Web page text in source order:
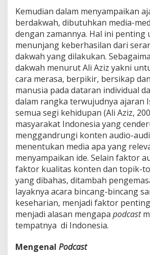
Kemudian dalam menyampaikan
berdakwah, dibutuhkan media-
dengan zamannya. Hal ini penting
menunjang keberhasilan dari
dakwah yang dilakukan.
dakwah menurut Ali Aziz yakni
cara merasa, berpikir, bersikap
manusia pada dataran individual
dalam rangka terwujudnya ajaran
semua segi kehidupan (Ali Aziz,
masyarakat Indonesia yang
menggandrungi konten audio-
menentukan media apa yang
menyampaikan ide. Selain faktor
faktor kualitas konten dan topik-
yang dibahas, ditambah
layaknya acara bincang-bincang
keseharian, menjadi faktor
menjadi alasan mengapa podcast
tempatnya di Indonesia.
Mengenal Podcast